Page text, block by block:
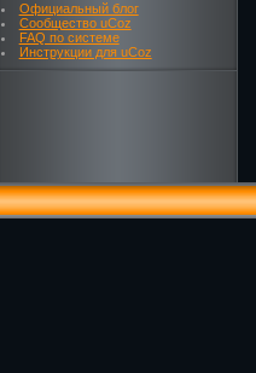
Официальный блог
Сообщество uCoz
FAQ по системе
Инструкции для uCoz